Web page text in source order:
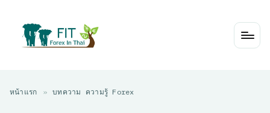
หน้าแรก » บทความ ความรู้ Forex